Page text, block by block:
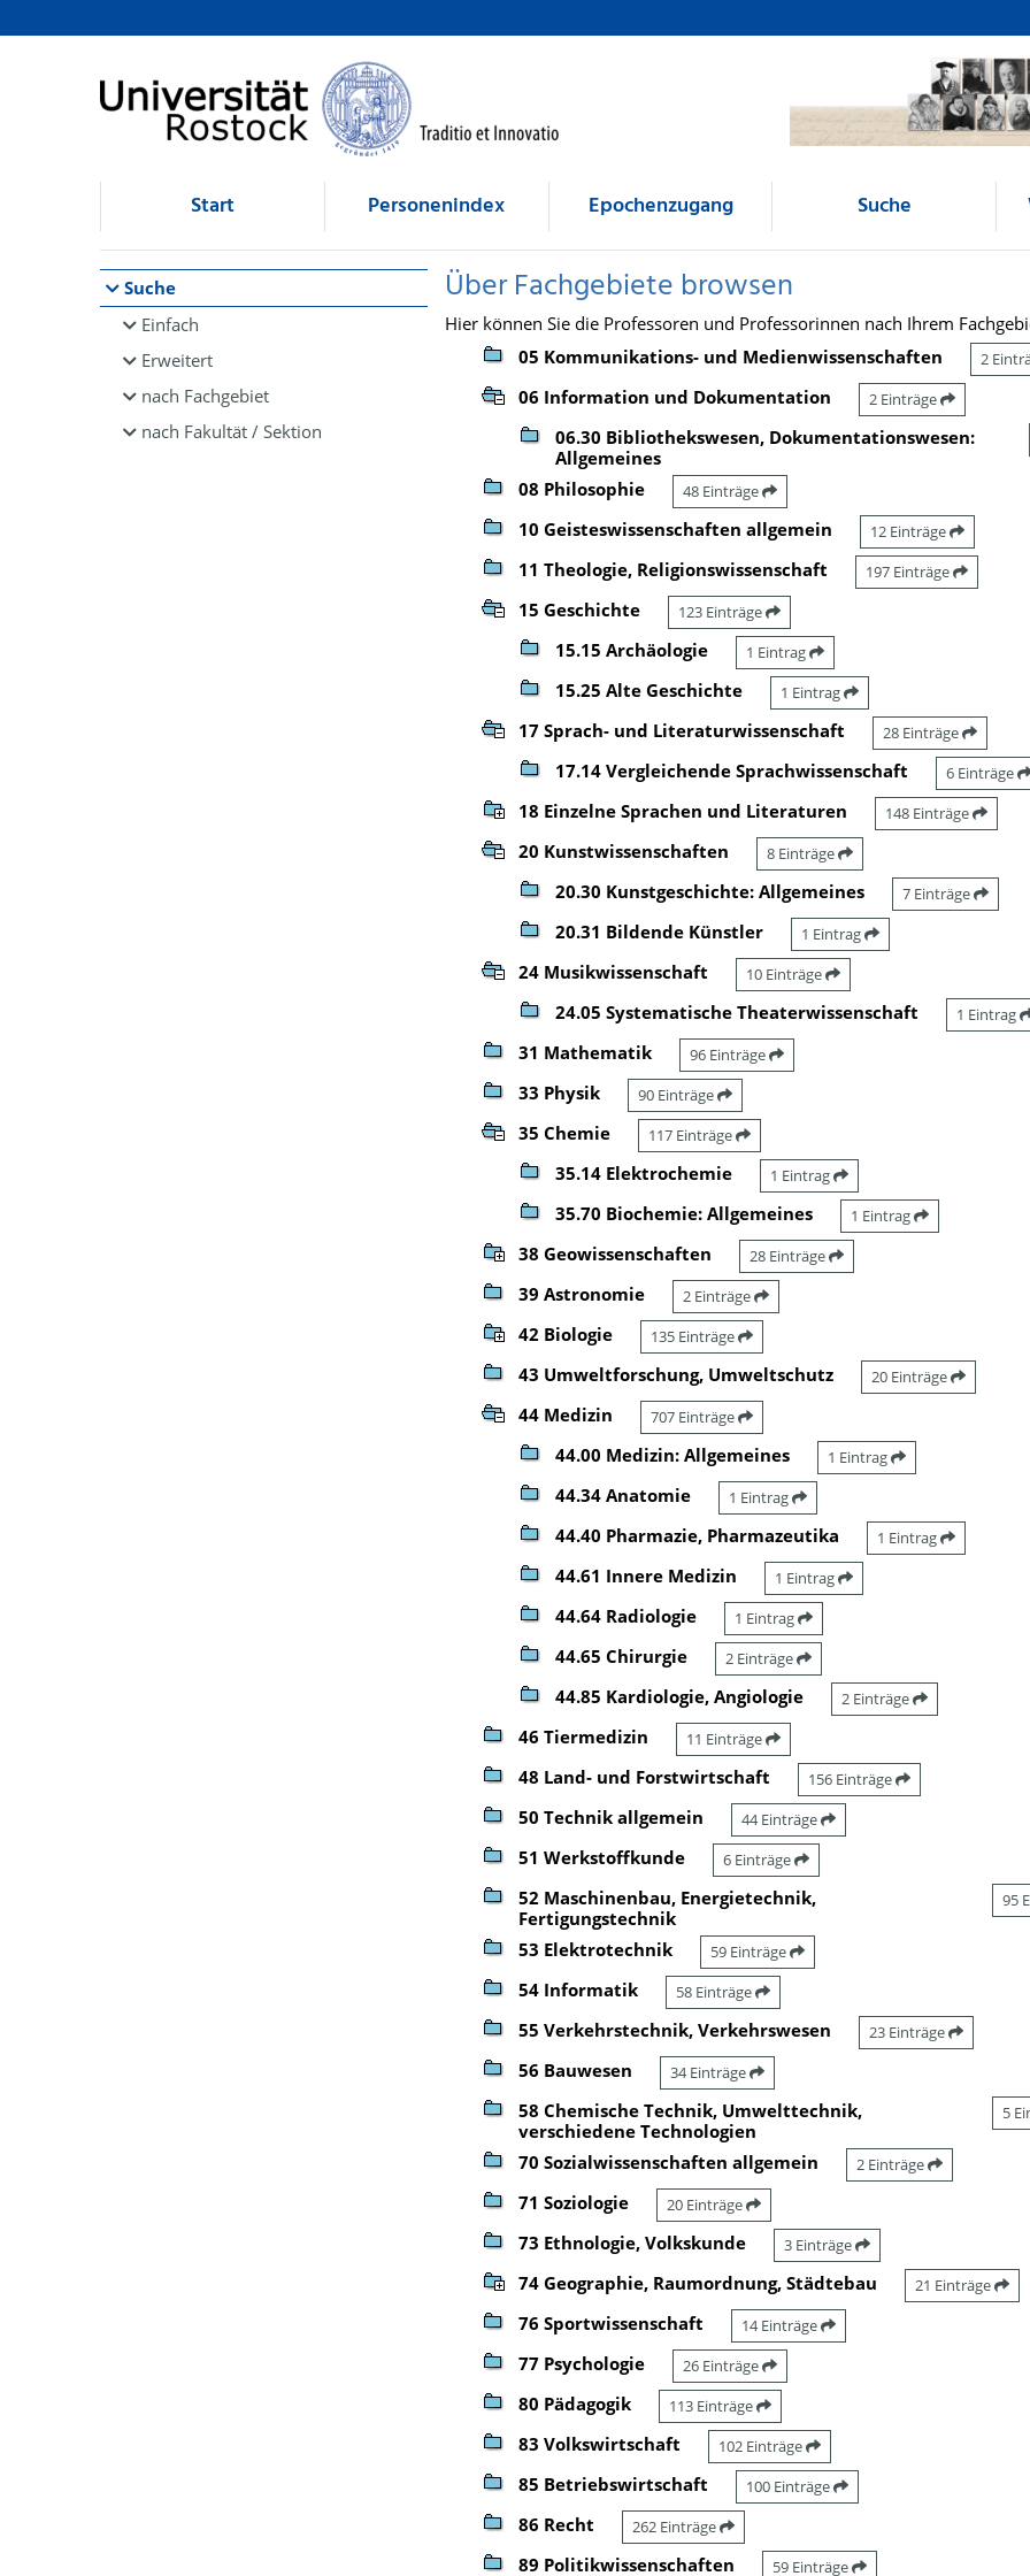
Browsen
direkt zum Inhalt
Start Personenindex Epochenzugang Suche
Suche
Einfach
Erweitert
nach Fachgebiet
nach Fakultät / Sektion
Über Fachgebiete browsen
Hier können Sie die Professoren und Professorinnen nach Ihrem
05 Kommunikations- und Medienwissenschaften
2
06 Information und Dokumentation 2 Einträge
06.30 Bibliothekswesen, Dokumentationswesen:
Allgemeines
08 Philosophie 48 Einträge
10 Geisteswissenschaften allgemein 12 Einträge
11 Theologie, Religionswissenschaft 197 Einträge
15 Geschichte 123 Einträge
15.15 Archäologie 1 Eintrag
15.25 Alte Geschichte 1 Eintrag
17 Sprach- und Literaturwissenschaft 28 Einträge
17.14 Vergleichende Sprachwissenschaft 6 Einträge
18 Einzelne Sprachen und Literaturen 148 Einträge
20 Kunstwissenschaften 8 Einträge
20.30 Kunstgeschichte: Allgemeines 7 Einträge
20.31 Bildende Künstler 1 Eintrag
24 Musikwissenschaft 10 Einträge
24.05 Systematische Theaterwissenschaft 1 Eintrag
31 Mathematik 96 Einträge
33 Physik 90 Einträge
35 Chemie 117 Einträge
35.14 Elektrochemie 1 Eintrag
35.70 Biochemie: Allgemeines 1 Eintrag
38 Geowissenschaften 28 Einträge
39 Astronomie 2 Einträge
42 Biologie 135 Einträge
43 Umweltforschung, Umweltschutz 20 Einträge
44 Medizin 707 Einträge
44.00 Medizin: Allgemeines 1 Eintrag
44.34 Anatomie 1 Eintrag
44.40 Pharmazie, Pharmazeutika 1 Eintrag
44.61 Innere Medizin 1 Eintrag
44.64 Radiologie 1 Eintrag
44.65 Chirurgie 2 Einträge
44.85 Kardiologie, Angiologie 2 Einträge
46 Tiermedizin 11 Einträge
48 Land- und Forstwirtschaft 156 Einträge
50 Technik allgemein 44 Einträge
51 Werkstoffkunde 6 Einträge
52 Maschinenbau, Energietechnik,
Fertigungstechnik
95
53 Elektrotechnik 59 Einträge
54 Informatik 58 Einträge
55 Verkehrstechnik, Verkehrswesen 23 Einträge
56 Bauwesen 34 Einträge
58 Chemische Technik, Umwelttechnik,
verschiedene Technologien
5
70 Sozialwissenschaften allgemein 2 Einträge
71 Soziologie 20 Einträge
73 Ethnologie, Volkskunde 3 Einträge
74 Geographie, Raumordnung, Städtebau 21 Einträge
76 Sportwissenschaft 14 Einträge
77 Psychologie 26 Einträge
80 Pädagogik 113 Einträge
83 Volkswirtschaft 102 Einträge
85 Betriebswirtschaft 100 Einträge
86 Recht 262 Einträge
89 Politikwissenschaften 59 Einträge